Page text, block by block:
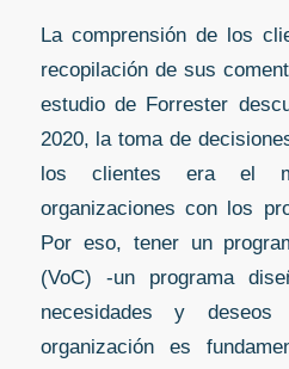
La comprensión de los
recopilación de sus
estudio de Forrester
2020, la toma de
los clientes era el
organizaciones con los
Por eso, tener un
(VoC) -un programa
necesidades y
organización es